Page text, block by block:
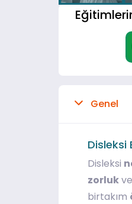
Genel
Disleksi
Disleksi
zorluk
birtakım